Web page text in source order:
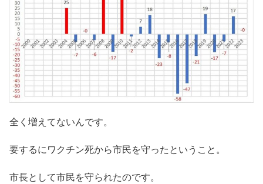
全く増えてないんです。
要するにワクチン死から市民を守ったということ。
市長として市民を守られたのです。